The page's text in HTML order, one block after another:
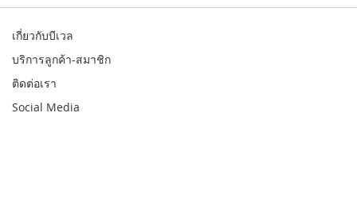
เกี่ยวกับบีเวล
บริการลูกค้า-สมาชิก
ติดต่อเรา
Social Media